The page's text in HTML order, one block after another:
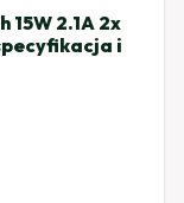
2.1A 2x
i